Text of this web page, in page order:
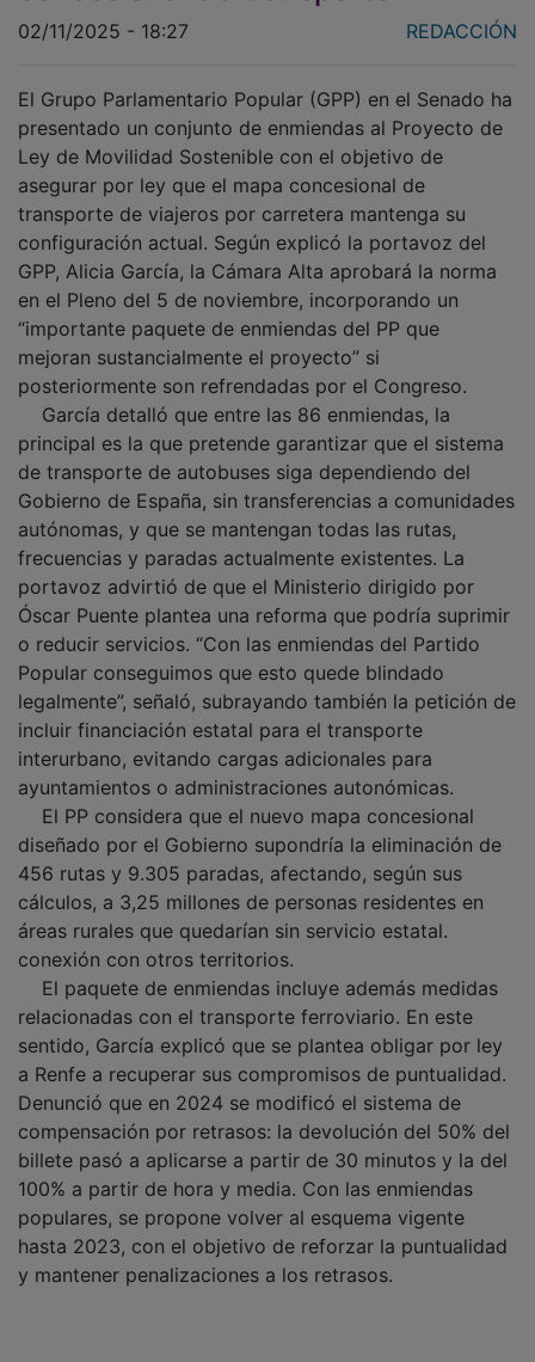
REDACCIÓN
presentado un conjunto de enmiendas al Proyecto de
Ley de Movilidad Sostenible con el objetivo de
asegurar por ley que el mapa concesional de
transporte de viajeros por carretera mantenga su
configuración actual. Según explicó la portavoz del
GPP, Alicia García, la Cámara Alta aprobará la norma
en el Pleno del 5 de noviembre, incorporando un
“importante paquete de enmiendas del PP que
mejoran sustancialmente el proyecto” si
posteriormente son refrendadas por el Congreso.
García detalló que entre las 86 enmiendas, la
principal es la que pretende garantizar que el sistema
de transporte de autobuses siga dependiendo del
Gobierno de España, sin transferencias a comunidades
autónomas, y que se mantengan todas las rutas,
frecuencias y paradas actualmente existentes. La
portavoz advirtió de que el Ministerio dirigido por
Óscar Puente plantea una reforma que podría suprimir
o reducir servicios. “Con las enmiendas del Partido
Popular conseguimos que esto quede blindado
legalmente”, señaló, subrayando también la petición de
incluir financiación estatal para el transporte
interurbano, evitando cargas adicionales para
ayuntamientos o administraciones autonómicas.
El PP considera que el nuevo mapa concesional
diseñado por el Gobierno supondría la eliminación de
456 rutas y 9.305 paradas, afectando, según sus
cálculos, a 3,25 millones de personas residentes en
áreas rurales que quedarían sin servicio estatal.
conexión con otros territorios.
El paquete de enmiendas incluye además medidas
relacionadas con el transporte ferroviario. En este
sentido, García explicó que se plantea obligar por ley
a Renfe a recuperar sus compromisos de puntualidad.
Denunció que en 2024 se modificó el sistema de
compensación por retrasos: la devolución del 50% del
billete pasó a aplicarse a partir de 30 minutos y la del
100% a partir de hora y media. Con las enmiendas
populares, se propone volver al esquema vigente
hasta 2023, con el objetivo de reforzar la puntualidad
y mantener penalizaciones a los retrasos.